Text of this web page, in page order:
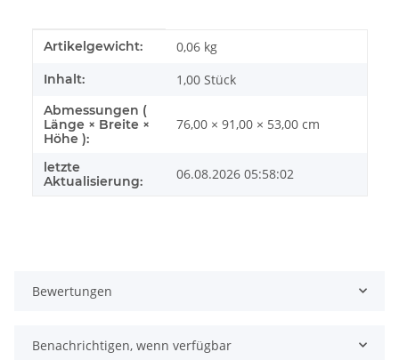
Produkteigenschaft
Wert
Artikelgewicht: 0,06 kg
Inhalt: 1,00 Stück
Abmessungen (
Länge × Breite ×
Höhe ):
76,00 × 91,00 × 53,00 cm
letzte
Aktualisierung:
06.08.2026 05:58:02
Bewertungen
Benachrichtigen, wenn verfügbar